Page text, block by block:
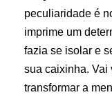
peculiaridade é
imprime um
fazia se isolar e
sua caixinha. Vai
transformar a